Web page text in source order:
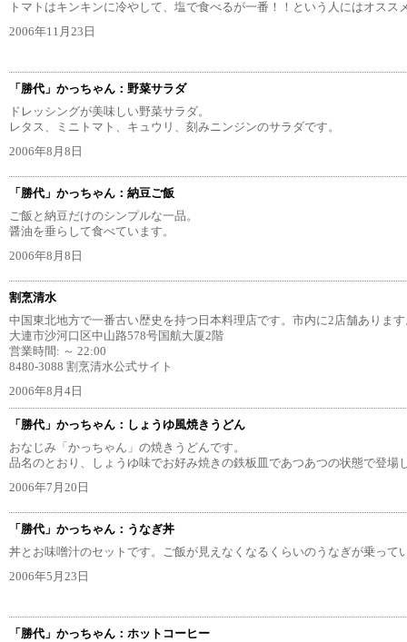
トマトはキンキンに冷やして、塩で食べるが一番！！という人にはオスス
2006年11月23日
「勝代」かっちゃん：野菜サラダ
ドレッシングが美味しい野菜サラダ。
レタス、ミニトマト、キュウリ、刻みニンジンのサラダです。
2006年8月8日
「勝代」かっちゃん：納豆ご飯
ご飯と納豆だけのシンプルな一品。
醤油を垂らして食べています。
2006年8月8日
割烹清水
中国東北地方で一番古い歴史を持つ日本料理店です。市内に2店舗ありま
大連市沙河口区中山路578号国航大厦2階
営業時間: ～ 22:00
8480-3088 割烹清水公式サイト
2006年8月4日
「勝代」かっちゃん：しょうゆ風焼きうどん
おなじみ「かっちゃん」の焼きうどんです。
品名のとおり、しょうゆ味でお好み焼きの鉄板皿であつあつの状態で登場
2006年7月20日
「勝代」かっちゃん：うなぎ丼
丼とお味噌汁のセットです。ご飯が見えなくなるくらいのうなぎが乗って
2006年5月23日
「勝代」かっちゃん：ホットコーヒー